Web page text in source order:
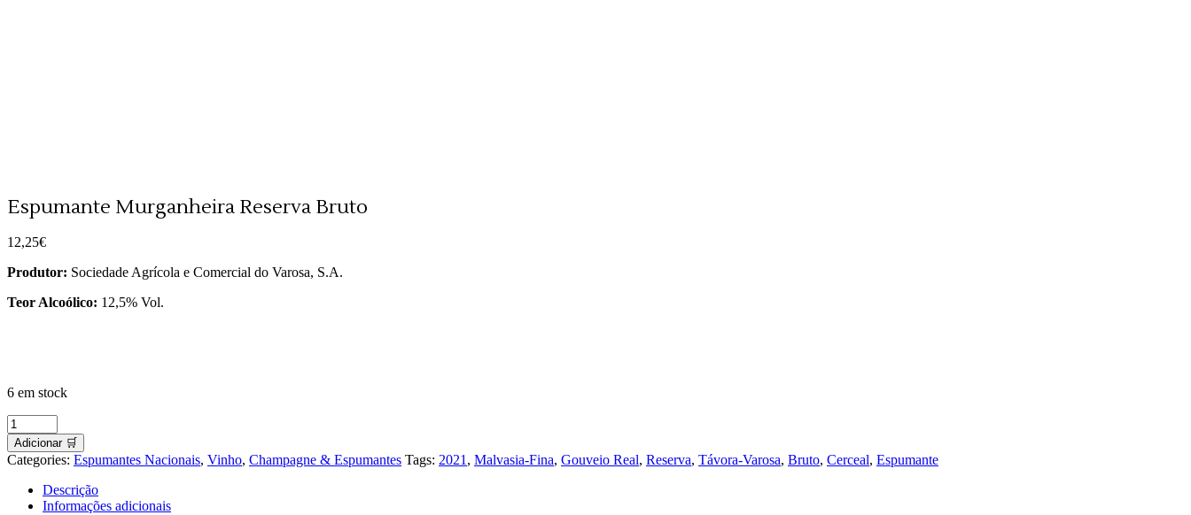
Espumante Murganheira Reserva Bruto
12,25€
Produtor: Sociedade Agrícola e Comercial do Varosa, S.A.
Teor Alcoólico: 12,5% Vol.
6 em stock
Espumante
Murganheira
Reserva
Bruto
quantity
Adicionar 🛒
Categories: Espumantes Nacionais, Vinho, Champagne & Espumantes Tags: 2021 , Malvasia-Fina, Gouveio Real, Reserva, Távora-Varosa, Bruto, Cerceal, Espumante
Descrição
Informações adicionais